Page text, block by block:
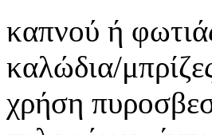
καπνού ή
καλώδια/
χρήση